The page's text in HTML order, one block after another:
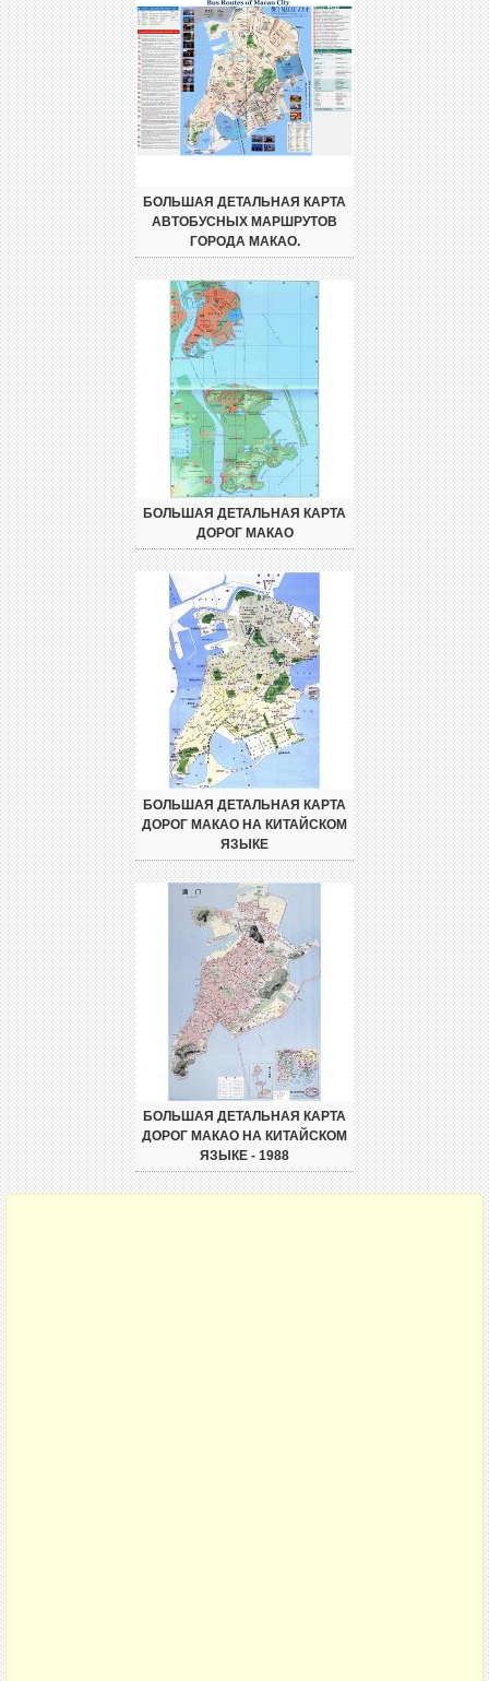
БОЛЬШАЯ ДЕТАЛЬНАЯ КАРТА
АВТОБУСНЫХ МАРШРУТОВ
ГОРОДА МАКАО.
БОЛЬШАЯ ДЕТАЛЬНАЯ КАРТА
ДОРОГ МАКАО
БОЛЬШАЯ ДЕТАЛЬНАЯ КАРТА
ДОРОГ МАКАО НА КИТАЙСКОМ
ЯЗЫКЕ
БОЛЬШАЯ ДЕТАЛЬНАЯ КАРТА
ДОРОГ МАКАО НА КИТАЙСКОМ
ЯЗЫКЕ - 1988